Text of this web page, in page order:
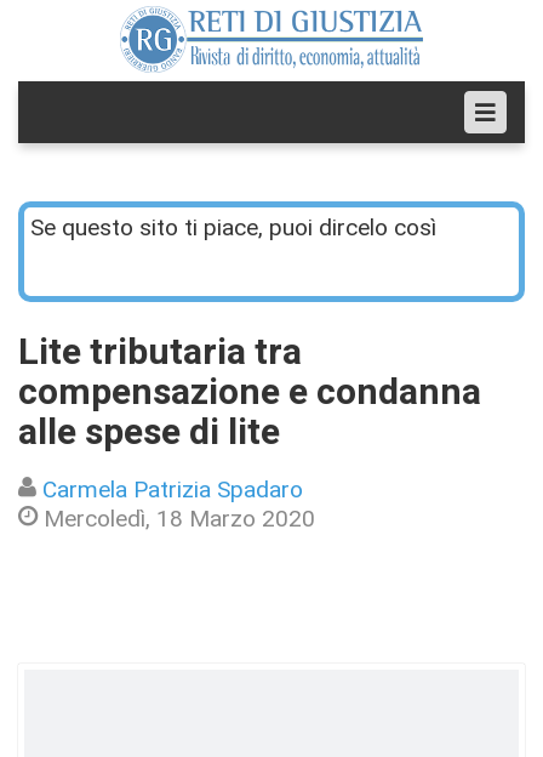
Se questo sito ti piace, puoi dircelo così
Lite tributaria tra
compensazione e condanna
alle spese di lite
Carmela Patrizia Spadaro
Mercoledì, 18 Marzo 2020